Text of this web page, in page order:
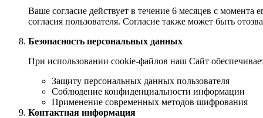
Ваше согласие действует в течение 6 месяцев с момента
согласия пользователя. Согласие также может быть
Безопасность персональных данных
При использовании cookie-файлов наш Сайт
Защиту персональных данных пользователя
Соблюдение конфиденциальности информации
Применение современных методов шифрования
Контактная информация